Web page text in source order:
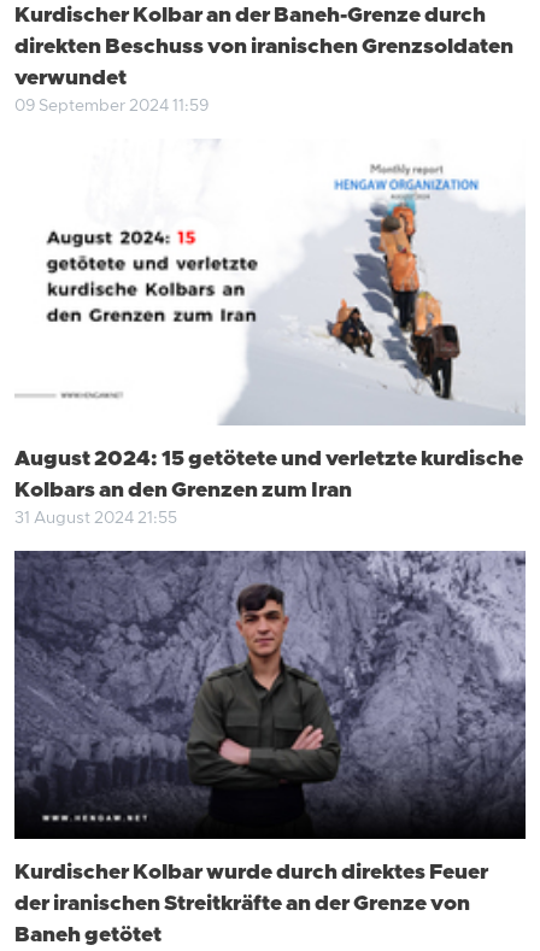
Kurdischer Kolbar an der Baneh-Grenze durch
direkten Beschuss von iranischen Grenzsoldaten
verwundet
09 September 2024 11:59
August 2024: 15 getötete und verletzte kurdische
Kolbars an den Grenzen zum Iran
31 August 2024 21:55
Kurdischer Kolbar wurde durch direktes Feuer
der iranischen Streitkräfte an der Grenze von
Baneh getötet